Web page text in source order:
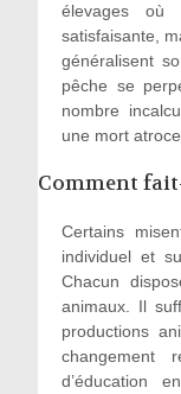
élevages où
satisfaisante,
généralisent
pêche se
nombre
une mort
Comment
Certains
individuel et
Chacun
animaux. Il
productions
changement
d’éducation